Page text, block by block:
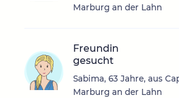
Marburg an der Lahn
Freundin
gesucht
Sabima, 63 Jahre, aus
Marburg an der Lahn